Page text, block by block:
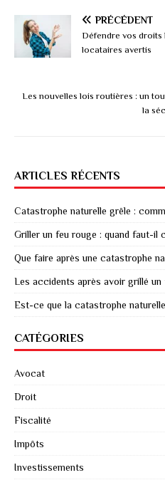
PRÉCÉDENT
Défendre vos droits
locataires avertis
Les nouvelles lois routières : un
la
ARTICLES RÉCENTS
Catastrophe naturelle grêle :
Griller un feu rouge : quand faut-il
Que faire après une catastrophe
Les accidents après avoir grillé
Est-ce que la catastrophe
CATÉGORIES
Avocat
Droit
Fiscalité
Impôts
Investissements